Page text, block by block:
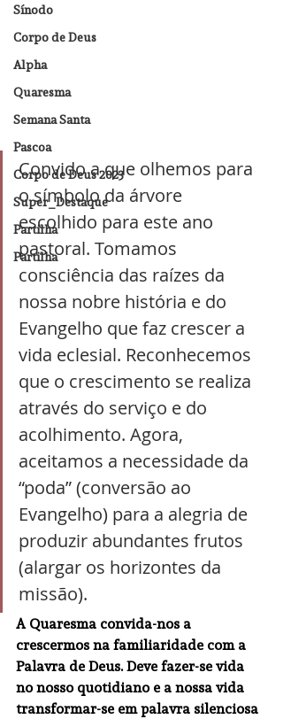
Sínodo
Corpo de Deus
Alpha
Quaresma
Semana Santa
Pascoa
Corpo de Deus 2023
Super_Destaque
Partilha
Partilha
Convido a que olhemos para
o símbolo da árvore
escolhido para este ano
pastoral. Tomamos
consciência das raízes da
nossa nobre história e do
Evangelho que faz crescer a
vida eclesial. Reconhecemos
que o crescimento se realiza
através do serviço e do
acolhimento. Agora,
aceitamos a necessidade da
“poda” (conversão ao
Evangelho) para a alegria de
produzir abundantes frutos
(alargar os horizontes da
missão).
A Quaresma convida-nos a
crescermos na familiaridade com a
Palavra de Deus. Deve fazer-se vida
no nosso quotidiano e a nossa vida
transformar-se em palavra silenciosa